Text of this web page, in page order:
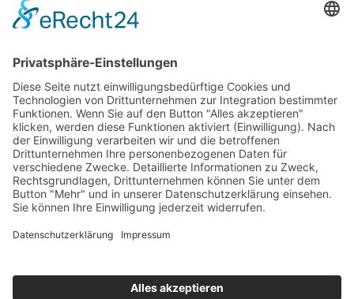
Service & Hilfe
Unsere Marken
Versand und Zahlung
Rechtliches
Impressum
Datenschutz
AGB
Widerrufsrecht